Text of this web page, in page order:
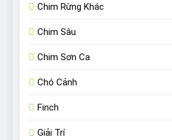
Chim Rừng Khác
Chim Sâu
Chim Sơn Ca
Chó Cảnh
Finch
Giải Trí